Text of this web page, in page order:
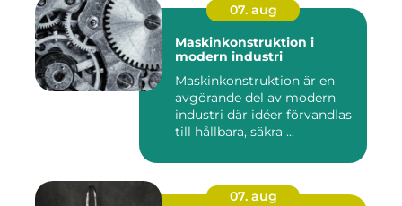
07. aug
Maskinkonstruktion i
modern industri
Maskinkonstruktion är en
avgörande del av modern
industri där idéer förvandlas
till hållbara, säkra ...
07. aug